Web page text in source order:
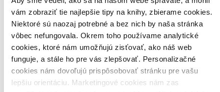
vám zobraziť tie najlepšie tipy na knihy, zbierame cookies.
Niektoré sú naozaj potrebné a bez nich by naša stránka
vôbec nefungovala. Okrem toho používame analytické
cookies, ktoré nám umožňujú zisťovať, ako náš web
funguje, a stále ho pre vás zlepšovať. Personalizačné
cookies nám dovoľujú prispôsobovať stránku pre vašu
lepšiu orientáciu. Marketingové cookies nám zas